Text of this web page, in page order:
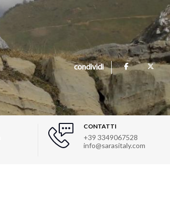
condividi
CONTATTI
+39 3349067528
info@sarasitaly.com